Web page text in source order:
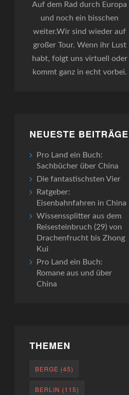
Auf dem Rad durch Europa
und noch ein bisschen
weiter.Wir sind wieder auf
großer Tour. Wenn ihr Lust
habt, folgt uns virtuell oder
kommt ganz in echt vorbei.
NEUESTE BEITRÄGE
Pro Land ein Buch:
Sachbücher über China
Die fantastischsten Vier
Ratgeber:
Eisenbahnfahren in China
Wissenssplitter aus dem
Reisesteinbruch (29) von
Drachenfrucht bis Zhong
Kui
Pro Land ein Buch:
Romane aus und über
China
THEMEN
BERGE (45)
BERLIN (115)